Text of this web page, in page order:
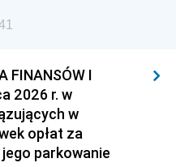
FINANSÓW I
2026 r. w
w
opłat za
parkowanie